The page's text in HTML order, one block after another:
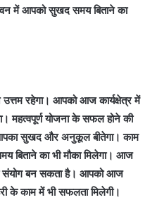
में आपको सुखद समय बिताने का
रहेगा। आपको आज कार्यक्षेत्र में
महत्वपूर्ण योजना के सफल होने की
सुखद और अनुकूल बीतेगा। काम
का भी मौका मिलेगा। आज
संयोग बन सकता है। आपको आज
के काम में भी सफलता मिलेगी।